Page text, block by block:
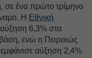
σε ένα πρώτο τρίμηνο
Η Εθνική
6,3% στα
βάση, ενώ η Πειραιώς
αύξηση 2,4%